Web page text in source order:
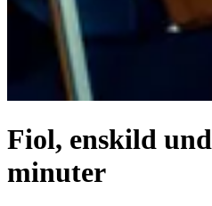
Fiol, enskild
minuter